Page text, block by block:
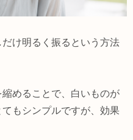
け明るく振るという方法
めることで、白いものが
もシンプルですが、効果